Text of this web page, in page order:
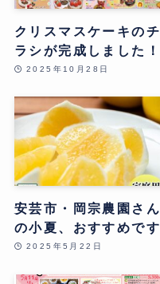
クリスマスケーキのチ
ラシが完成しました！
2025年10月28日
安芸市・岡宗農園さん
の小夏、おすすめです
2025年5月22日